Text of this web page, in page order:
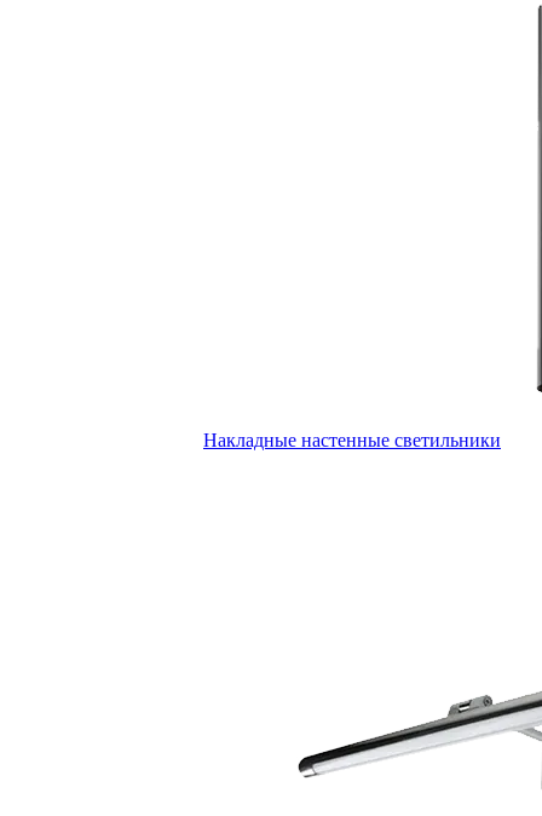
Накладные настенные светильники